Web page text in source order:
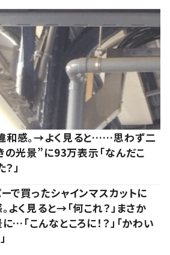
和感。→よく見ると……思わず二
の光景”に93万表示「なんだこ
」
で買ったシャインマスカットに
よく見ると→「何これ？」まさか
…「こんなところに！？」「かわい